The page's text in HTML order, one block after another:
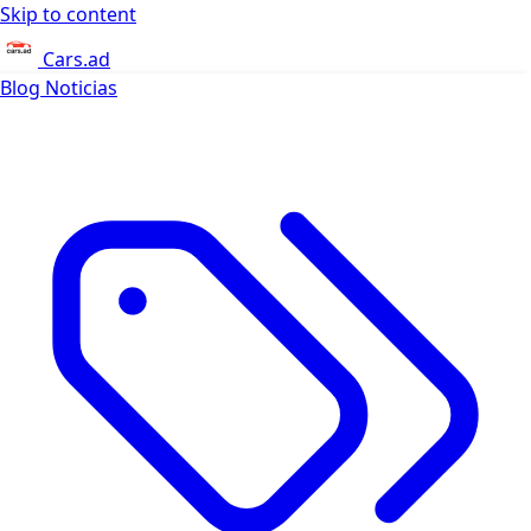
Skip to content
Cars.ad
Blog Noticias